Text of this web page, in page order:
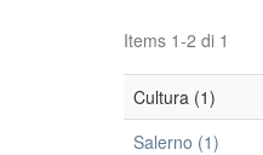
Items 1-2 di 1
Cultura (1)
Salerno (1)